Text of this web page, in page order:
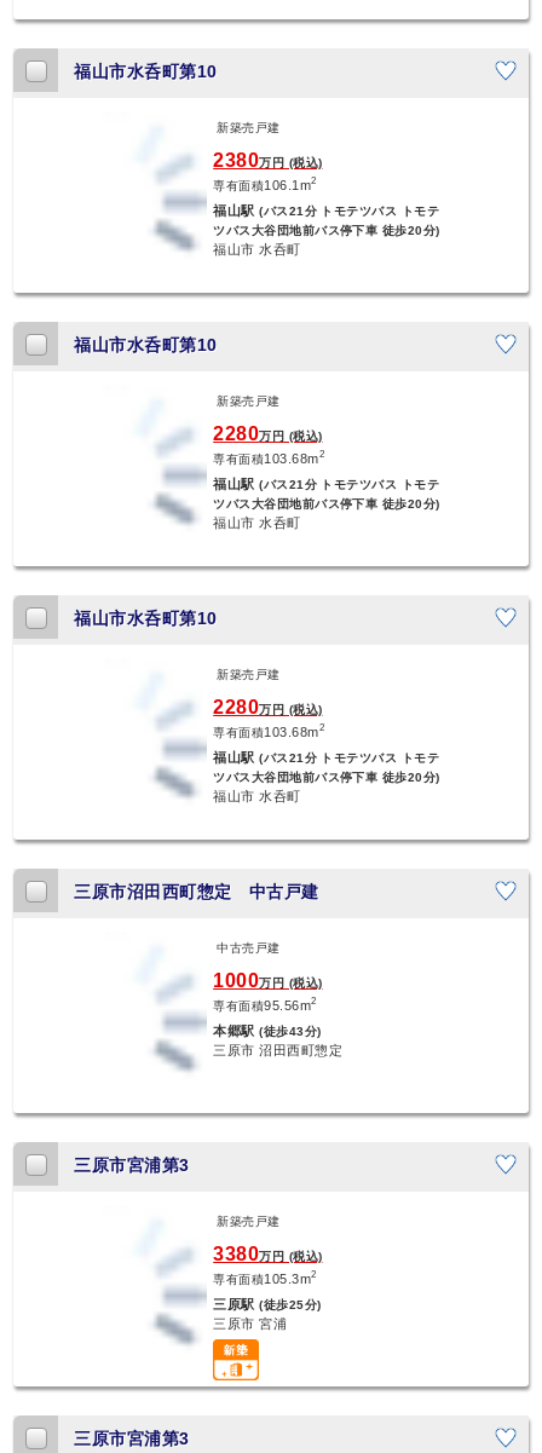
福山市水呑町第10
新築売戸建
2380万円 (税込)
専有面積106.1m2
福山駅(バス21分 トモテツバス トモテ
ツバス大谷団地前バス停下車 徒歩20分)
福山市 水呑町
福山市水呑町第10
新築売戸建
2280万円 (税込)
専有面積103.68m2
福山駅(バス21分 トモテツバス トモテ
ツバス大谷団地前バス停下車 徒歩20分)
福山市 水呑町
福山市水呑町第10
新築売戸建
2280万円 (税込)
専有面積103.68m2
福山駅(バス21分 トモテツバス トモテ
ツバス大谷団地前バス停下車 徒歩20分)
福山市 水呑町
三原市沼田西町惣定 中古戸建
中古売戸建
1000万円 (税込)
専有面積95.56m2
本郷駅(徒歩43分)
三原市 沼田西町惣定
三原市宮浦第3
新築売戸建
3380万円 (税込)
専有面積105.3m2
三原駅(徒歩25分)
三原市 宮浦
三原市宮浦第3